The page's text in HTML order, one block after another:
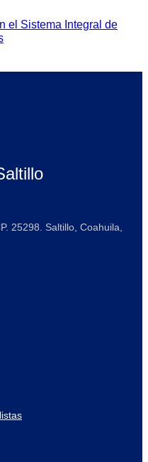
el Sistema Integral de
25298. Saltillo, Coahuila,